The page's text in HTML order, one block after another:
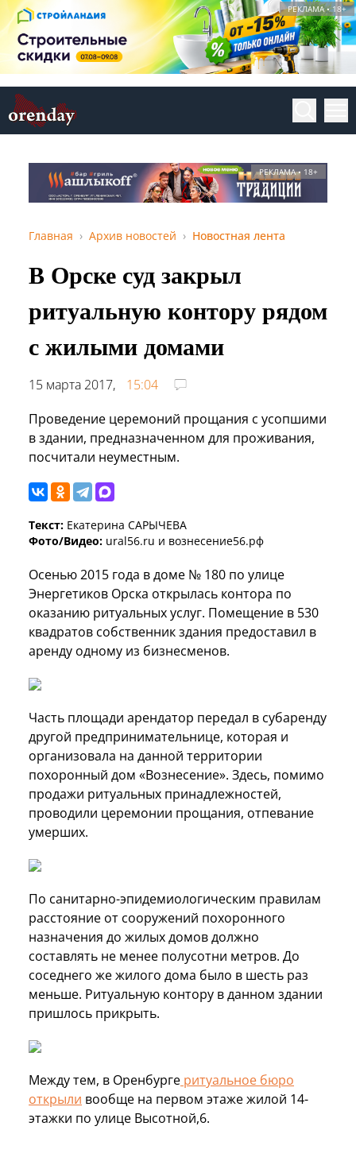
РЕКЛАМА • 18+
РЕКЛАМА • 18+
Главная Архив новостей Новостная лента
В Орске суд закрыл
ритуальную контору рядом
с жилыми домами
15 марта 2017,
15:04
Проведение церемоний прощания с усопшими
в здании, предназначенном для проживания,
посчитали неуместным.
Текст: Екатерина САРЫЧЕВА
Фото/Видео: ural56.ru и вознесение56.рф
Осенью 2015 года в доме № 180 по улице
Энергетиков Орска открылась контора по
оказанию ритуальных услуг. Помещение в 530
квадратов собственник здания предоставил в
аренду одному из бизнесменов.
Часть площади арендатор передал в субаренду
другой предпринимательнице, которая и
организовала на данной территории
похоронный дом «Вознесение». Здесь, помимо
продажи ритуальных принадлежностей,
проводили церемонии прощания, отпевание
умерших.
По санитарно-эпидемиологическим правилам
расстояние от сооружений похоронного
назначения до жилых домов должно
составлять не менее полусотни метров. До
соседнего же жилого дома было в шесть раз
меньше. Ритуальную контору в данном здании
пришлось прикрыть.
Между тем, в Оренбурге ритуальное бюро
открыли вообще на первом этаже жилой 14-
этажки по улице Высотной,6.